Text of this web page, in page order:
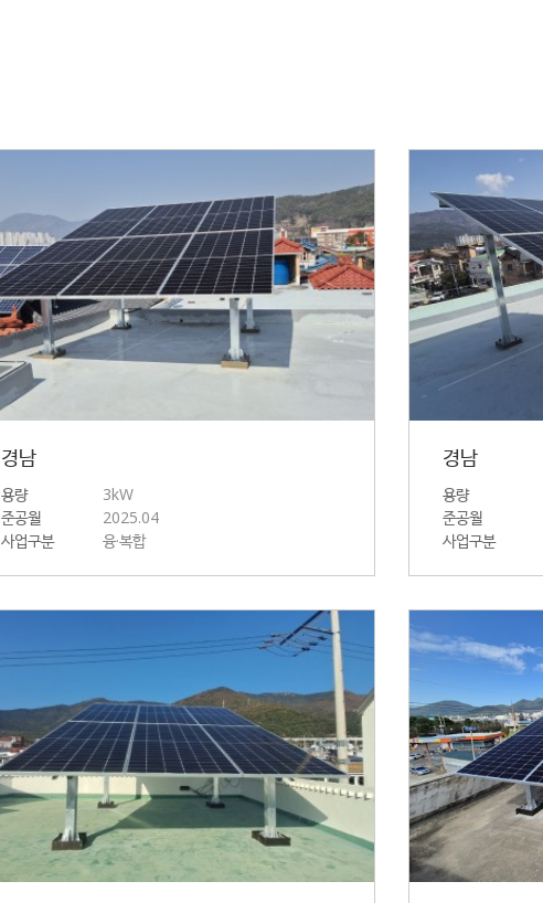
경남
용량
3kW
준공월
2025.04
사업구분
융·복합
경남
용량
준공월
사업구분